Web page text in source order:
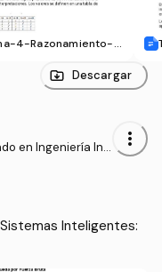
4-Razonamiento-B
Descargar
en Ingeniería Inf
more_vert
Inteligentes: